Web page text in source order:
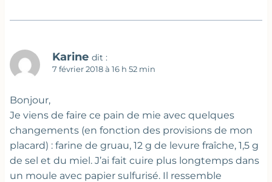
Karine dit :
7 février 2018 à 16 h 52 min
Bonjour,
Je viens de faire ce pain de mie avec quelques
changements (en fonction des provisions de mon
placard) : farine de gruau, 12 g de levure fraîche, 1,5 g
de sel et du miel. J’ai fait cuire plus longtemps dans
un moule avec papier sulfurisé. Il ressemble